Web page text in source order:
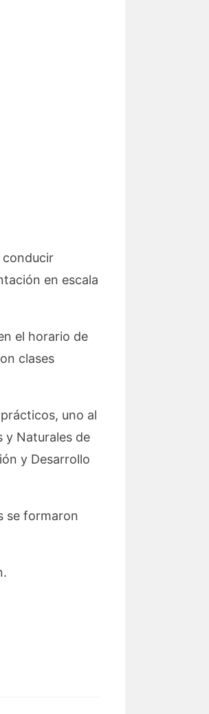
conducir
en escala
el horario de
clases
uno al
y Naturales de
y Desarrollo
se formaron